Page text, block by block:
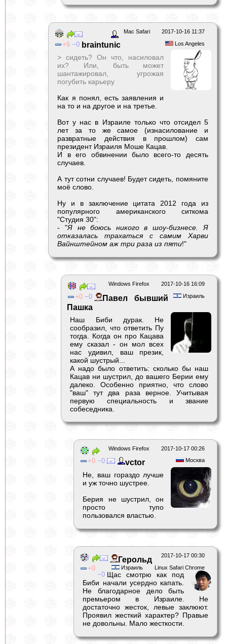
2017-10-16 11:37
Mac Safari
Los Angeles
6 0 braintunic
> сидеть? Он что, насиловал
их? Или, быть может
шантажировал, угрожая
погубить карьеру
Как я понял, есть заявления и
на то и на другое и на третье.
Вот у нас в Израиле только что отсидел 5
лет за то же самое (изнасилование и
развратные действия в прошлом) сам
президент Израиля Моше Кацав.
И в его обвинении было всего-то десять
случаев.
А тут сотни случаев! Будет сидеть, помяните
моё слово.
Ну и в заключение цитата 2012 года из
популярного американского ситкома
"Студия 30":
- "Я не боюсь никого в шоу-бизнесе. Я
отказалась трахаться с самим Харви
Вайнштейном аж три раза из пяти!"
2017-10-16 16:09
Windows Firefox
Израиль
0 0
Павел бывший
Пашка
Наш Биби дурак. Не
сообразил, что ответить Пу
тогда. Когда он про Кацава
ему сказал - он мол всех
нас удивил, ваш презик,
какой шустрый...
А надо было ответить: сколько бы наш
Кацав ни шустрил, до вашего Берии ему
далеко. Особенно приятно, что слово
"ваш" тут два раза верное. Учитывая
первую специальность и звание
собеседника.
2017-10-17 00:26
Windows Firefox
Москва
0 0 vctor
Не, ваш гораздо лучше
и уж точно шустрее.
Берия не шустрил, он
просто тупо
пользовался властью.
2017-10-17 00:30
Linux Safari Chrome
Израиль
0
0
Герольд
Щас смотрю как под
Биби начали усердно капать.
Не благодарное дело быть
премьером в Израиле. Не
достаточно жесток, левые заклюют.
Проявил жесткий характер? Правые
не довольны. Мало жесткости.